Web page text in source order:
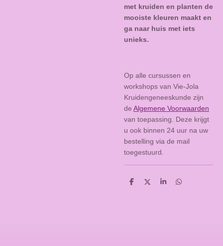
met kruiden en planten de
mooiste kleuren maakt en
ga naar huis met iets
unieks.
Op alle cursussen en
workshops van Vie-Jola
Kruidengeneeskunde zijn
de Algemene Voorwaarden
van toepassing. Deze krijgt
u ook binnen 24 uur na uw
bestelling via de mail
toegestuurd.
D
D
S
D